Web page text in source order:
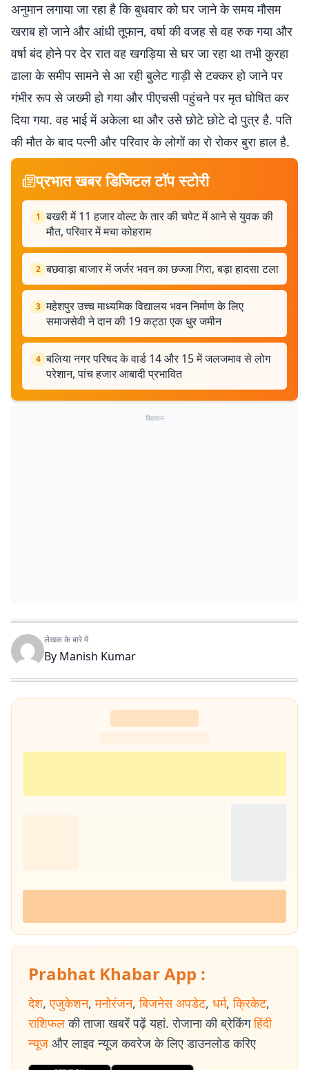
अनुमान लगाया जा रहा है कि बुधवार को घर जाने के समय मौसम
खराब हो जाने और आंधी तूफान, वर्षा की वजह से वह रुक गया और
वर्षा बंद होने पर देर रात वह खगड़िया से घर जा रहा था तभी कुरहा
ढाला के समीप सामने से आ रही बुलेट गाड़ी से टक्कर हो जाने पर
गंभीर रूप से जख्मी हो गया और पीएचसी पहुंचने पर मृत घोषित कर
दिया गया. वह भाई में अकेला था और उसे छोटे छोटे दो पुत्र है. पति
की मौत के बाद पत्नी और परिवार के लोगों का रो रोकर बुरा हाल है.
प्रभात खबर डिजिटल टॉप स्टोरी
1 बखरी में 11 हजार वोल्ट के तार की चपेट में आने से युवक की
मौत, परिवार में मचा कोहराम
2 बछवाड़ा बाजार में जर्जर भवन का छज्जा गिरा, बड़ा हादसा टला
3 महेशपुर उच्च माध्यमिक विद्यालय भवन निर्माण के लिए
समाजसेवी ने दान की 19 कट्ठा एक धुर जमीन
4 बलिया नगर परिषद के वार्ड 14 और 15 में जलजमाव से लोग
परेशान, पांच हजार आबादी प्रभावित
विज्ञापन
लेखक के बारे में
By Manish Kumar
Prabhat Khabar App :
देश, एजुकेशन, मनोरंजन, बिजनेस अपडेट, धर्म, क्रिकेट,
राशिफल की ताजा खबरें पढ़ें यहां. रोजाना की ब्रेकिंग हिंदी
न्यूज और लाइव न्यूज कवरेज के लिए डाउनलोड करिए